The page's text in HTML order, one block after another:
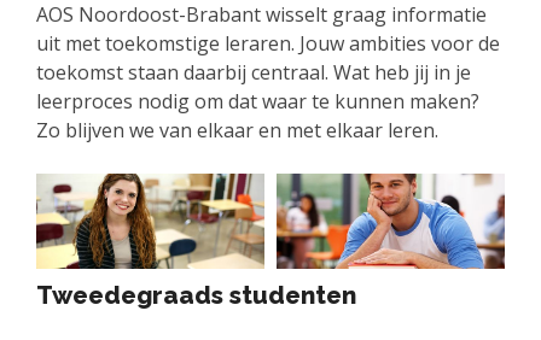
AOS Noordoost-Brabant wisselt graag informatie
uit met toekomstige leraren. Jouw ambities voor de
toekomst staan daarbij centraal. Wat heb jij in je
leerproces nodig om dat waar te kunnen maken?
Zo blijven we van elkaar en met elkaar leren.
Tweedegraads studenten